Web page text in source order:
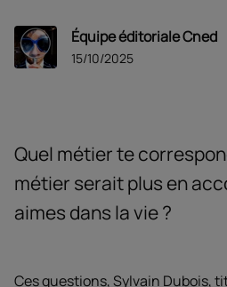
Équipe éditoriale Cned
15/10/2025
Quel métier te
métier serait plus en
aimes dans la vie ?
Ces questions, Sylvain Dubois,